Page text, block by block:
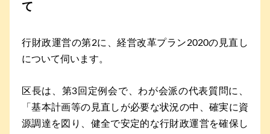
て
行財政運営の第2に、経営改革プラン2020の見直し
について伺います。
区長は、第3回定例会で、わが会派の代表質問に、
「基本計画等の見直しが必要な状況の中、確実に資
源調達を図り、健全で安定的な行財政運営を確保し